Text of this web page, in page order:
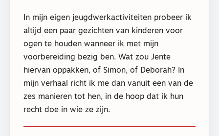
In mijn eigen jeugdwerkactiviteiten probeer ik
altijd een paar gezichten van kinderen voor
ogen te houden wanneer ik met mijn
voorbereiding bezig ben. Wat zou Jente
hiervan oppakken, of Simon, of Deborah? In
mijn verhaal richt ik me dan vanuit een van de
zes manieren tot hen, in de hoop dat ik hun
recht doe in wie ze zijn.